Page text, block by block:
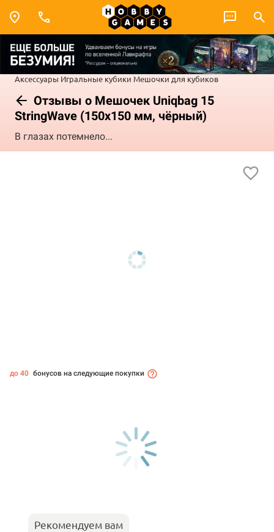
Аксессуары Игральные кубики Мешочки для кубиков
Отзывы о Мешочек Uniqbag 15
StringWave (150х150 мм, чёрный)
В глазах потемнело...
до 40 бонусов на следующие покупки
Рекомендуем вам